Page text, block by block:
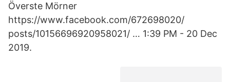
Överste Mörner
https://www.facebook.com/672698020/​
posts/10156696920958021/ … 1:39 PM - 20 Dec
2019.